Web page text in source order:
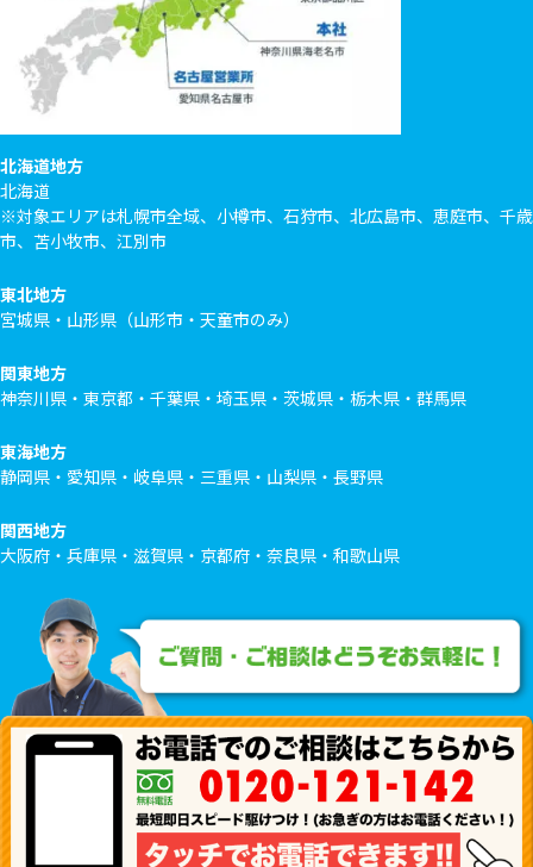
北海道地方
北海道
※対象エリアは札幌市全域、小樽市、石狩市、北広島市、恵庭市、千歳
市、苫小牧市、江別市
東北地方
宮城県・山形県（山形市・天童市のみ）
関東地方
神奈川県・東京都・千葉県・埼玉県・茨城県・栃木県・群馬県
東海地方
静岡県・愛知県・岐阜県・三重県・山梨県・長野県
関西地方
大阪府・兵庫県・滋賀県・京都府・奈良県・和歌山県